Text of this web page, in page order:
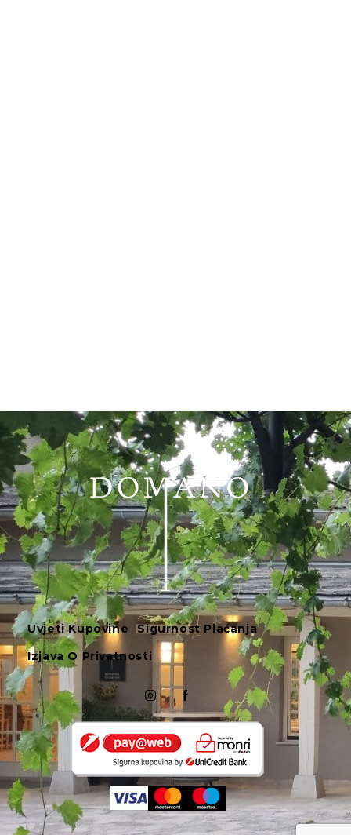
Uvjeti Kupovine
Sigurnost Plaćanja
Izjava O Privatnosti